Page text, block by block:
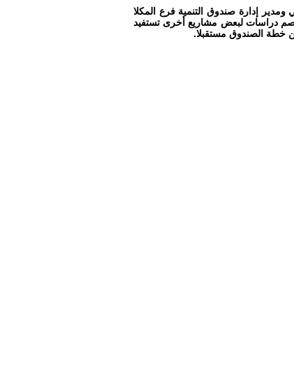
ومدير إدارة صندوق التنمية فرع المكلا
القصم دراسات لبعض مشاريع أخرى تستفيد
خطة الصندوق مستقبلا.